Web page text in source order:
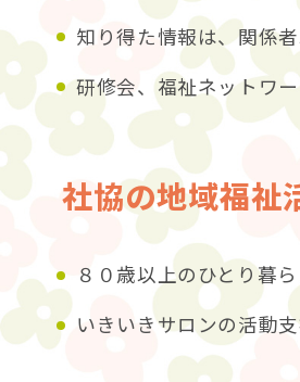
知り得た情報は、関係
研修会、福祉ネットワ
社協の地域福祉
８０歳以上のひとり暮
いきいきサロンの活動